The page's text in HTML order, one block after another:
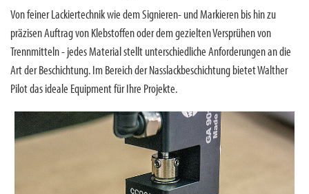
Absaugtechnik
Von feiner Lackiertechnik wie dem Signieren- und Markieren bis hin zu
präzisen Auftrag von Klebstoffen oder dem gezielten Versprühen von
Trennmitteln - jedes Material stellt unterschiedliche Anforderungen an die
Art der Beschichtung. Im Bereich der Nasslackbeschichtung bietet Walther
Pilot das ideale Equipment für Ihre Projekte.